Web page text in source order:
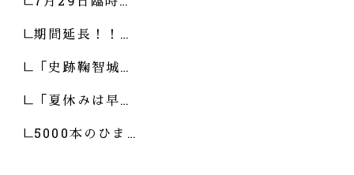
期間延長！！…
「史跡鞠智城…
「夏休みは早…
5000本のひま…